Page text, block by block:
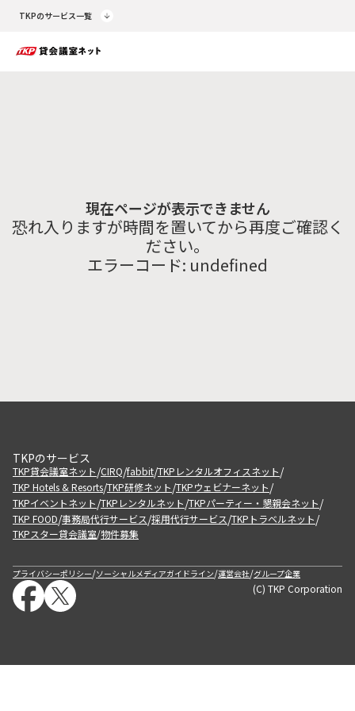
TKPのサービス一覧
現在ページが表示できません
恐れ入りますが時間を置いてから再度ご確認く
ださい。
エラーコード: undefined
TKPのサービス
TKP貸会議室ネット/CIRQ/fabbit/TKPレンタルオフィスネット/
TKP Hotels & Resorts/TKP研修ネット/TKPウェビナーネット/
TKPイベントネット/TKPレンタルネット/TKPパーティー・懇親会ネット/
TKP FOOD/事務局代行サービス/採用代行サービス/TKPトラベルネット/
TKPスター貸会議室/物件募集
プライバシーポリシー/ソーシャルメディアガイドライン/運営会社/グループ企業
(C) TKP Corporation